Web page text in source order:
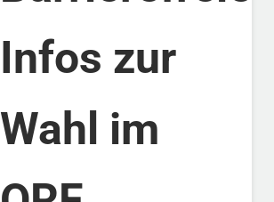
Infos zur
Wahl im